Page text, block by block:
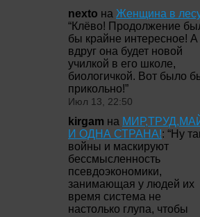
nexto на Женщина в
“Клёво! Продолжение
бы крайне интересное! А
вдруг она будет новой
училкой в его школе,
биологичкой. Вот было
прикольно!”
Июл 13, 22:50
kirgam на
И ОДНА СТРАНА!: “Ну
войны и маскируют
бессмысленность
псевдоэкономики,
занимающая у людей их
время система не
настолько глупа, чтобы